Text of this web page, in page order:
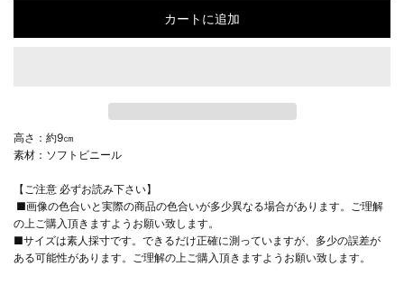
カートに追加
高さ：約9㎝
素材：ソフトビニール
【ご注意 必ずお読み下さい】
■画像の色合いと実際の商品の色合いが多少異なる場合があります。ご理解
の上ご購入頂きますようお願い致します。
■サイズは素人採寸です。できるだけ正確に測っていますが、多少の誤差が
ある可能性があります。ご理解の上ご購入頂きますようお願い致します。